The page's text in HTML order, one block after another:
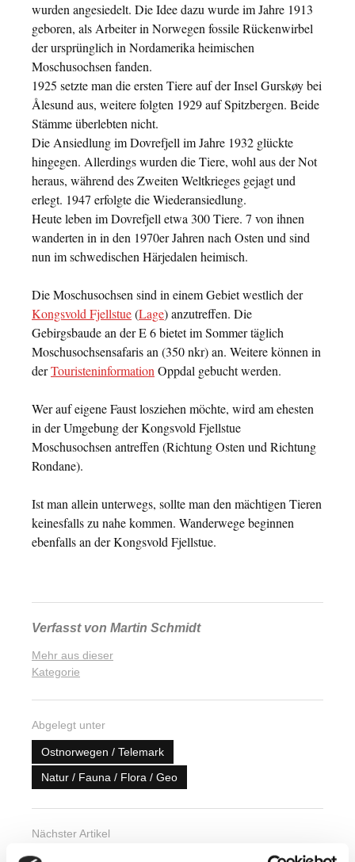
wurden angesiedelt. Die Idee dazu wurde im Jahre 1913
geboren, als Arbeiter in Norwegen fossile Rückenwirbel
der ursprünglich in Nordamerika heimischen
Moschusochsen fanden.
1925 setzte man die ersten Tiere auf der Insel Gurskøy bei
Ålesund aus, weitere folgten 1929 auf Spitzbergen. Beide
Stämme überlebten nicht.
Die Ansiedlung im Dovrefjell im Jahre 1932 glückte
hingegen. Allerdings wurden die Tiere, wohl aus der Not
heraus, während des Zweiten Weltkrieges gejagt und
erlegt. 1947 erfolgte die Wiederansiedlung.
Heute leben im Dovrefjell etwa 300 Tiere. 7 von ihnen
wanderten in in den 1970er Jahren nach Osten und sind
nun im schwedischen Härjedalen heimisch.
Die Moschusochsen sind in einem Gebiet westlich der
Kongsvold Fjellstue(Lage) anzutreffen. Die
Gebirgsbaude an der E 6 bietet im Sommer täglich
Moschusochsensafaris an (350 nkr) an. Weitere können in
derTouristeninformation Oppdal gebucht werden.
Wer auf eigene Faust losziehen möchte, wird am ehesten
in der Umgebung der Kongsvold Fjellstue
Moschusochsen antreffen (Richtung Osten und Richtung
Rondane).
Ist man allein unterwegs, sollte man den mächtigen Tieren
keinesfalls zu nahe kommen. Wanderwege beginnen
ebenfalls an der Kongsvold Fjellstue.
Verfasst von Martin Schmidt
Mehr aus dieser
Kategorie
Abgelegt unter
Ostnorwegen / Telemark
Natur / Fauna / Flora / Geo
Nächster Artikel
Auch von hinten schön: Wasserfall